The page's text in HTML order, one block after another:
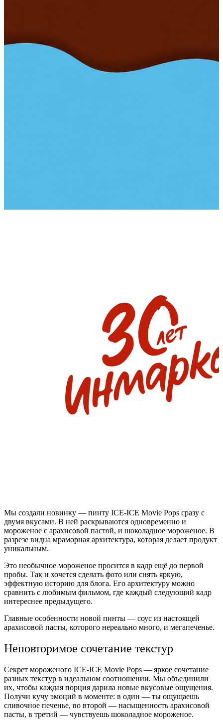
Мы создали новинку — пинту ICE-ICE Movie Pops сразу с
двумя вкусами. В ней раскрываются одновременно и
мороженое с арахисовой пастой, и шоколадное мороженое. В
разрезе видна мраморная архитектура, которая делает продукт
уникальным.
Это необычное мороженое просится в кадр ещё до первой
пробы. Так и хочется сделать фото или снять яркую,
эффектную историю для блога. Его архитектуру можно
сравнить с любимым фильмом, где каждый следующий кадр
интереснее предыдущего.
Главные особенности новой пинты — соус из настоящей
арахисовой пасты, которого нереально много, и мегапеченье.
Неповторимое сочетание текстур
Секрет мороженого ICE-ICE Movie Pops — яркое сочетание
разных текстур в идеальном соотношении. Мы объединили
их, чтобы каждая порция дарила новые вкусовые ощущения.
Получи кучу эмоций в моменте: в один — ты ощущаешь
сливочное печенье, во второй — насыщенность арахисовой
пасты, в третий — чувствуешь шоколадное мороженое.